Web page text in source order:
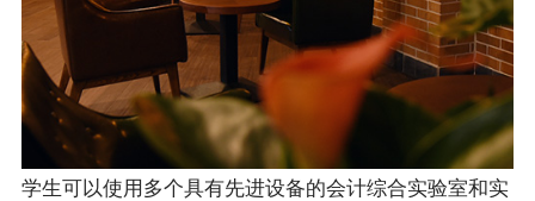
学生可以使用多个具有先进设备的会计综合实验室和实